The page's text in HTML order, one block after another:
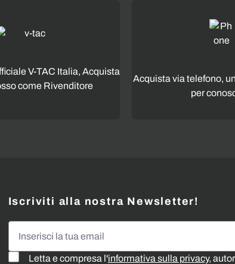
V-TAC Italia, Acquista
come Rivenditore
Acquista via telefono,
per
Iscriviti alla nostra Newsletter!
Letta e compresa l'informativa sulla privacy,